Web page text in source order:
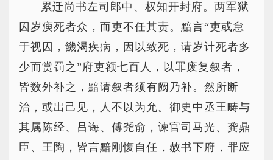
累迁尚书左司郎中、权知开封府。两军狱
囚岁瘐死者众，而吏不任其责。黯言“吏或怠
于视囚，饑渴疾病，因以致死，请岁计死者多
少而赏罚之”府吏额七百人，以罪废复叙者，
皆数外补之，黯请叙者须有阙乃补。然所断
治，或出己见，人不以为允。御史中丞王畴与
其属陈经、吕诲、傅尧俞，谏官司马光、龚鼎
臣、王陶，皆言黯刚愎自任，赦书下府，罪应